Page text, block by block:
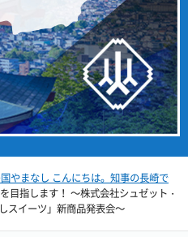
やまなし こんにちは。知事の長崎で
目指します！ ～株式会社シュゼット・
スイーツ」新商品発表会～